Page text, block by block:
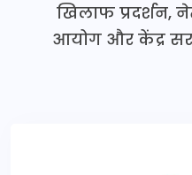
खिलाफ प्रदर्शन,
आयोग और केंद्र